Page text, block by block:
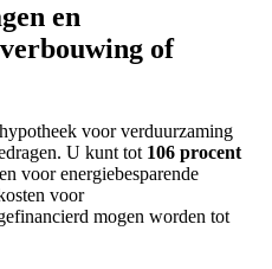
en
of
voor verduurzaming
U kunt tot 106 procent
voor energiebesparende
voor
mogen worden tot